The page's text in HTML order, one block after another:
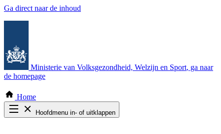
Ga direct naar de inhoud
Ministerie van Volksgezondheid, Welzijn en Sport, ga naar
de homepage
Home
Hoofdmenu in- of uitklappen